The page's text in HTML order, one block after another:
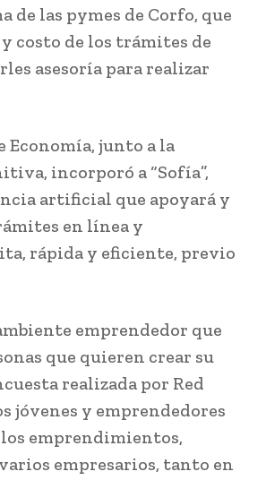
las pymes de Corfo, que
costo de los trámites de
asesoría para realizar
junto a la
incorporó a “Sofía”,
artificial que apoyará y
en línea y
rápida y eficiente, previo
emprendedor que
que quieren crear su
realizada por Red
jóvenes y emprendedores
emprendimientos,
empresarios, tanto en